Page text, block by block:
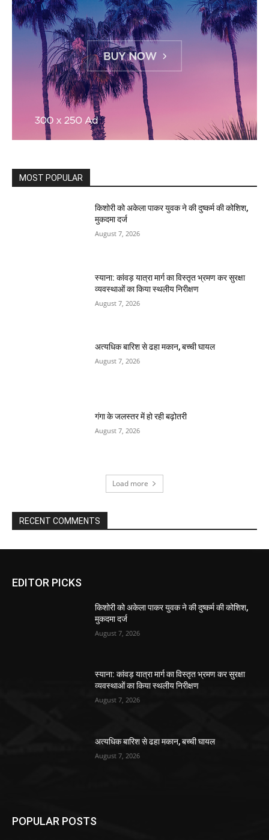
MOST POPULAR
किशोरी को अकेला पाकर युवक ने की दुष्कर्म की कोशिश,
मुकदमा दर्ज
August 7, 2026
स्याना: कांवड़ यात्रा मार्ग का विस्तृत भ्रमण कर सुरक्षा
व्यवस्थाओं का किया स्थलीय निरीक्षण
August 7, 2026
अत्यधिक बारिश से ढहा मकान, बच्ची घायल
August 7, 2026
गंगा के जलस्तर में हो रही बढ़ोतरी
August 7, 2026
Load more
RECENT COMMENTS
EDITOR PICKS
किशोरी को अकेला पाकर युवक ने की दुष्कर्म की कोशिश,
मुकदमा दर्ज
August 7, 2026
स्याना: कांवड़ यात्रा मार्ग का विस्तृत भ्रमण कर सुरक्षा
व्यवस्थाओं का किया स्थलीय निरीक्षण
August 7, 2026
अत्यधिक बारिश से ढहा मकान, बच्ची घायल
August 7, 2026
POPULAR POSTS